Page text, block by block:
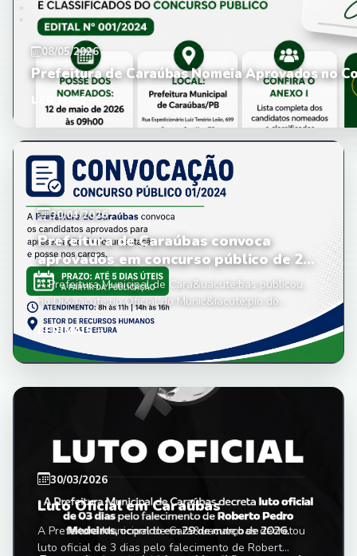
08/05/2026
Prefeitura de Caraúbas Nomeia Aprovados no
LER MAIS
30/04/2026
Prefeitura de Caraúbas convoca
aprovados em concurso público de 2...
A Prefeitura Municipal de Cara&uacute;bas publicou,
no Di&aacute;rio Oficial do Munic&iacute;pio do...
LER MAIS
30/03/2026
Luto Oficial em Caraúbas
A Prefeitura Municipal de Cara&uacute;bas decretou
luto oficial de 3 dias pelo falecimento de Robert...